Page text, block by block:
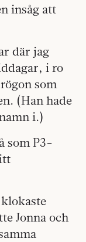
insåg att
där jag
i ro
som
(Han hade
i.)
som P3-
Jonna och